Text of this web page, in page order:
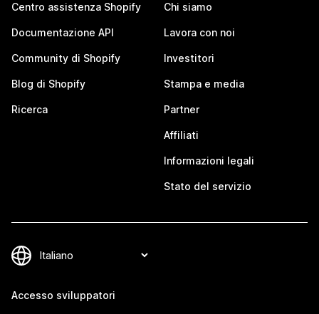
Centro assistenza Shopify
Documentazione API
Community di Shopify
Blog di Shopify
Ricerca
Chi siamo
Lavora con noi
Investitori
Stampa e media
Partner
Affiliati
Informazioni legali
Stato del servizio
Accesso sviluppatori